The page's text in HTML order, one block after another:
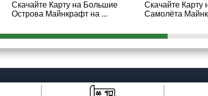
Скачайте Карту на Большие
Острова Майнкрафт на ...
Скачайте Карту
Самолёта